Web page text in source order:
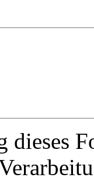
dieses